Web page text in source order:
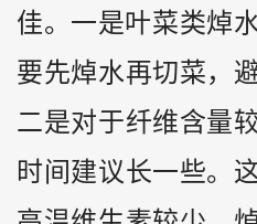
佳。一是叶菜类焯
要先焯水再切菜，
二是对于纤维含量
时间建议长一些。